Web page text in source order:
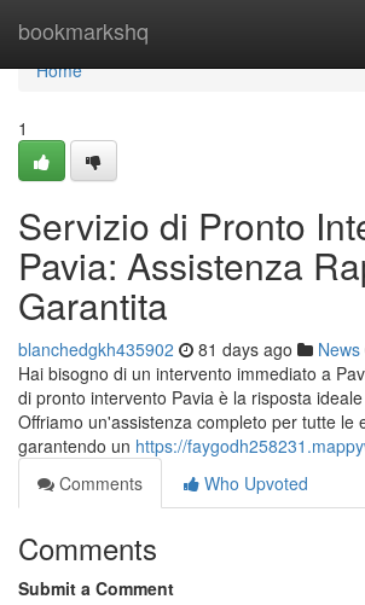
bookmarkshq
Home
Home
1
Servizio di Pronto
Pavia: Assistenza
Garantita
blanchedgkh435902 81 days ago News
Hai bisogno di un intervento immediato a
di pronto intervento Pavia è la risposta
Offriamo un'assistenza completo per tutte le
garantendo un https://
Comments
Who Upvoted
Comments
Submit a Comment